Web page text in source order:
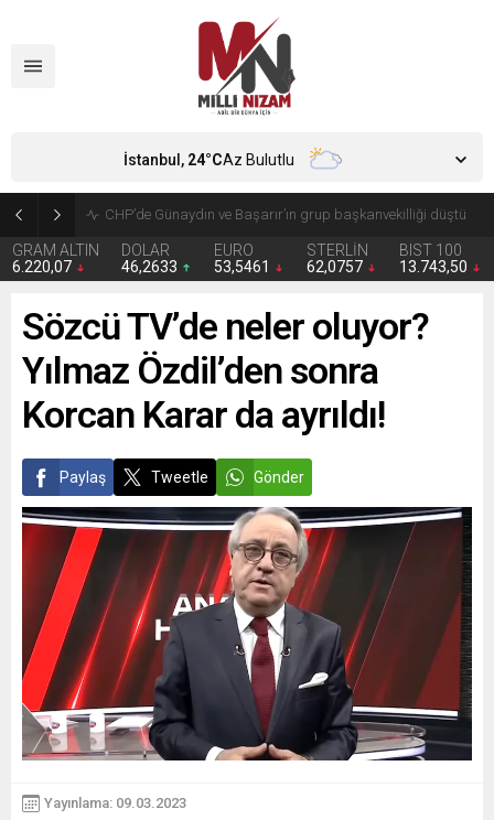
Zorunlu trafik sigortasında yeni dönem
GRAM ALTIN
6.220,07
DOLAR
46,2633
EURO
53,5461
STERLİN
62,0757
BIST 100
13.743,50
İstanbul, 24°CAz Bulutlu
Sözcü TV’de neler oluyor?
Yılmaz Özdil’den sonra
Korcan Karar da ayrıldı!
Paylaş Tweetle Gönder
Yayınlama: 09.03.2023